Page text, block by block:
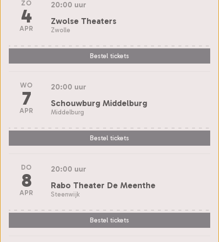
ZO
4
APR
20:00 uur
Zwolse Theaters
Zwolle
Bestel tickets
WO
7
APR
20:00 uur
Schouwburg Middelburg
Middelburg
Bestel tickets
DO
8
APR
20:00 uur
Rabo Theater De Meenthe
Steenwijk
Bestel tickets